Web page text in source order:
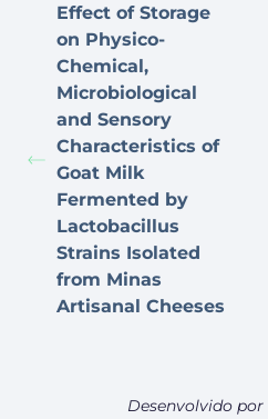
Effect of Storage
on Physico-
Chemical,
Microbiological
and Sensory
Characteristics of
Goat Milk
Fermented by
Lactobacillus
Strains Isolated
from Minas
Artisanal Cheeses
Desenvolvido por